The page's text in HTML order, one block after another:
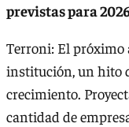
previstas para
Terroni: El próximo
institución, un hito
crecimiento.
cantidad de